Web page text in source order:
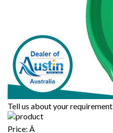
Tell us about your requirement
Price: Â